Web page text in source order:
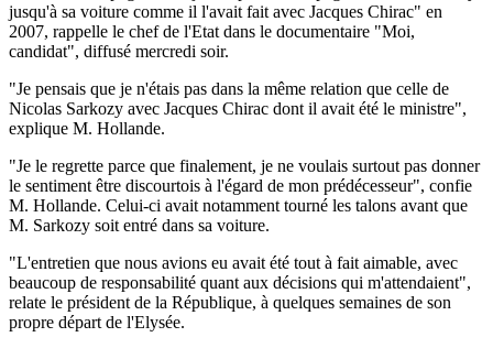
jusqu'à sa voiture comme il l'avait fait avec Jacques Chirac" en
2007, rappelle le chef de l'Etat dans le documentaire "Moi,
candidat", diffusé mercredi soir.
"Je pensais que je n'étais pas dans la même relation que celle de
Nicolas Sarkozy avec Jacques Chirac dont il avait été le ministre",
explique M. Hollande.
"Je le regrette parce que finalement, je ne voulais surtout pas donner
le sentiment être discourtois à l'égard de mon prédécesseur", confie
M. Hollande. Celui-ci avait notamment tourné les talons avant que
M. Sarkozy soit entré dans sa voiture.
"L'entretien que nous avions eu avait été tout à fait aimable, avec
beaucoup de responsabilité quant aux décisions qui m'attendaient",
relate le président de la République, à quelques semaines de son
propre départ de l'Elysée.